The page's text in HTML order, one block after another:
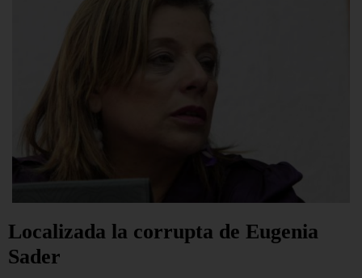
Localizada la corrupta de Eugenia
Sader